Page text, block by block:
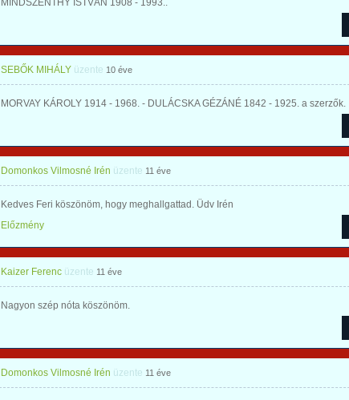
MINDSZENTHY ISTVÁN 1908 - 1993..
SEBŐK MIHÁLY üzente 10 éve
MORVAY KÁROLY 1914 - 1968. - DULÁCSKA GÉZÁNÉ 1842 - 1925. a szerzők.
Domonkos Vilmosné Irén üzente 11 éve
Kedves Feri köszönöm, hogy meghallgattad. Üdv Irén
Előzmény
Kaizer Ferenc üzente 11 éve
Nagyon szép nóta köszönöm.
Domonkos Vilmosné Irén üzente 11 éve